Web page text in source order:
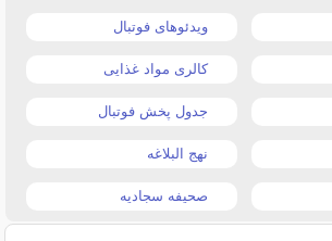
ویدئوهای فوتبال
کالری مواد غذایی
جدول پخش فوتبال
نهج البلاغه
صحیفه سجادیه